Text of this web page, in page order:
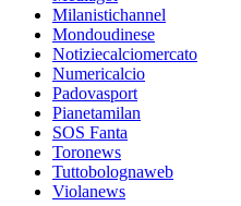
Milanistichannel
Mondoudinese
Notiziecalciomercato
Numericalcio
Padovasport
Pianetamilan
SOS Fanta
Toronews
Tuttobolognaweb
Violanews